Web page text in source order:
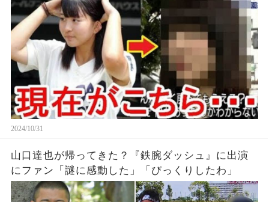
2024/10/31
山口達也が帰ってきた？『鉄腕ダッシュ』に出演
にファン「謎に感動した」「びっくりしたわ」